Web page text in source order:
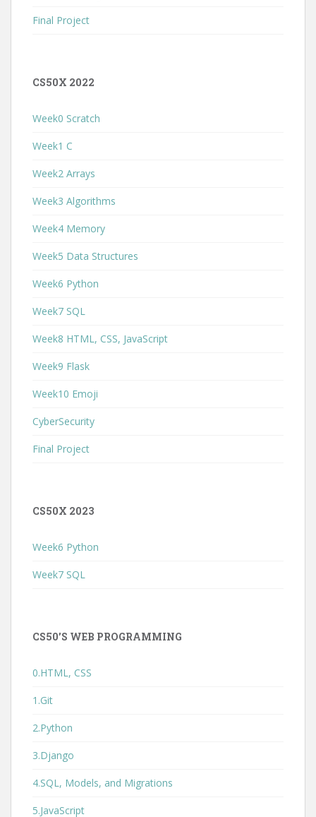
Final Project
CS50X 2022
Week0 Scratch
Week1 C
Week2 Arrays
Week3 Algorithms
Week4 Memory
Week5 Data Structures
Week6 Python
Week7 SQL
Week8 HTML, CSS, JavaScript
Week9 Flask
Week10 Emoji
CyberSecurity
Final Project
CS50X 2023
Week6 Python
Week7 SQL
CS50’S WEB PROGRAMMING
0.HTML, CSS
1.Git
2.Python
3.Django
4.SQL, Models, and Migrations
5.JavaScript